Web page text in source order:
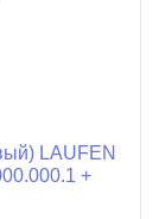
LAUFEN
+